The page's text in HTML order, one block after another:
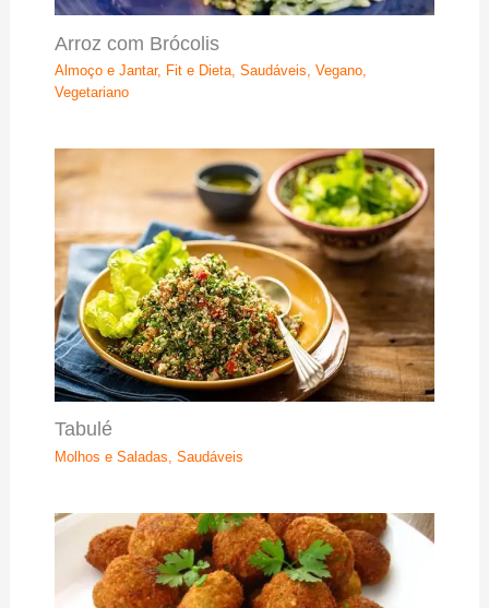
Arroz com Brócolis
Almoço e Jantar, Fit e Dieta, Saudáveis, Vegano,
Vegetariano
Tabulé
Molhos e Saladas Saudáveis